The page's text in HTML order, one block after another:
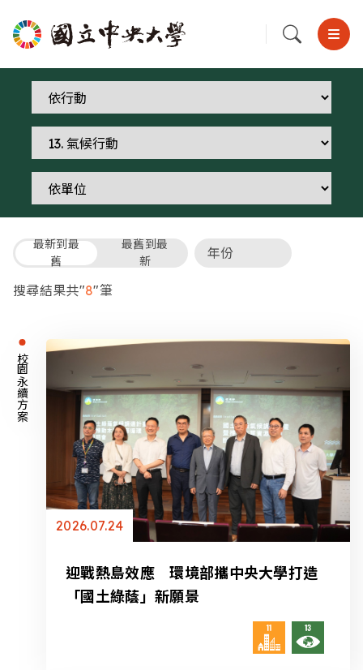
最新到最
舊
最舊到最
新
搜尋結果共"8"筆
校園永續方案
2026.07.24
迎戰熱島效應 環境部攜中央大學打造
「國土綠蔭」新願景